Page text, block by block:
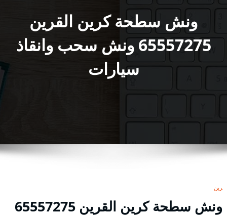
ونش سطحة كرين القرين
65557275 ونش سحب وانقاذ
سيارات
كرين
ونش سطحة كرين القرين 65557275